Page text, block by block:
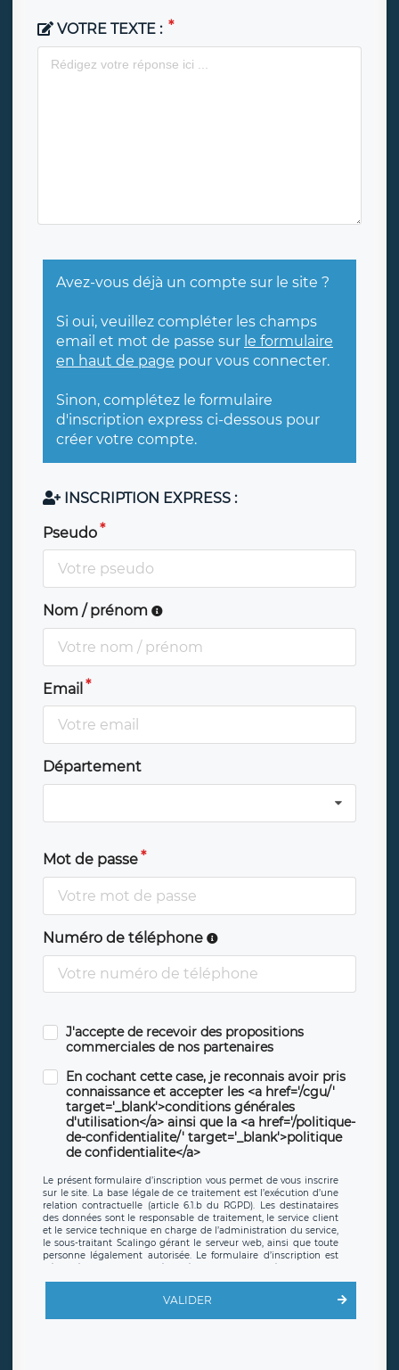
VOTRE TEXTE :
Avez-vous déjà un compte sur le site ?
Si oui, veuillez compléter les champs
email et mot de passe sur le formulaire
en haut de page pour vous connecter.
Sinon, complétez le formulaire
d'inscription express ci-dessous pour
créer votre compte.
INSCRIPTION EXPRESS :
Pseudo
Nom / prénom
Email
Département
Mot de passe
Numéro de téléphone
J'accepte de recevoir des propositions
commerciales de nos partenaires
En cochant cette case, je reconnais avoir pris
connaissance et accepter les <a href='/cgu/'
target='_blank'>conditions générales
d'utilisation</a> ainsi que la <a href='/politique-
de-confidentialite/' target='_blank'>politique
de confidentialite</a>
Le présent formulaire d’inscription vous permet de vous inscrire
sur le site. La base légale de ce traitement est l’exécution d’une
relation contractuelle (article 6.1.b du RGPD). Les destinataires
des données sont le responsable de traitement, le service client
et le service technique en charge de l’administration du service,
le sous-traitant Scalingo gérant le serveur web, ainsi que toute
personne légalement autorisée. Le formulaire d’inscription est
offrant desclauses de protection conformes au RGPD. Les
en sollicite la suppression, étant entendu que vous pouvez
demander la suppression de vos données et retirer votre
VALIDER